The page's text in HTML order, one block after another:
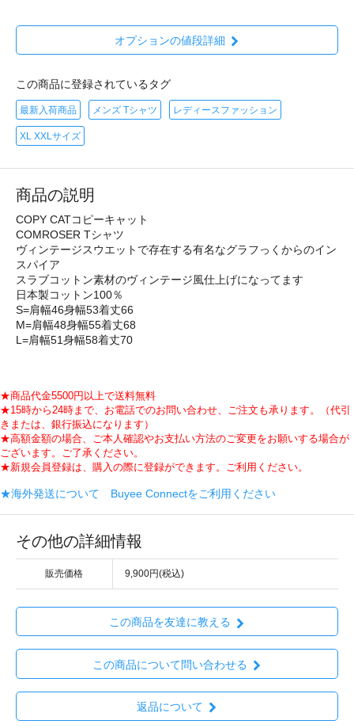
オプションの値段詳細
この商品に登録されているタグ
最新入荷商品 メンズ Tシャツ レディースファッション
XL XXLサイズ
商品の説明
COPY CATコピーキャット
COMROSER Tシャツ
ヴィンテージスウエットで存在する有名なグラフっくからのイン
スパイア
スラブコットン素材のヴィンテージ風仕上げになってます
日本製コットン100％
S=肩幅46身幅53着丈66
M=肩幅48身幅55着丈68
L=肩幅51身幅58着丈70
★商品代金5500円以上で送料無料
★15時から24時まで、お電話でのお問い合わせ、ご注文も承ります。（代引
きまたは、銀行振込になります）
★高額金額の場合、ご本人確認やお支払い方法のご変更をお願いする場合が
ございます。ご了承ください。
★新規会員登録は、購入の際に登録ができます。ご利用ください。
★海外発送について Buyee Connectをご利用ください
その他の詳細情報
販売価格 9,900円(税込)
この商品を友達に教える
この商品について問い合わせる
返品について